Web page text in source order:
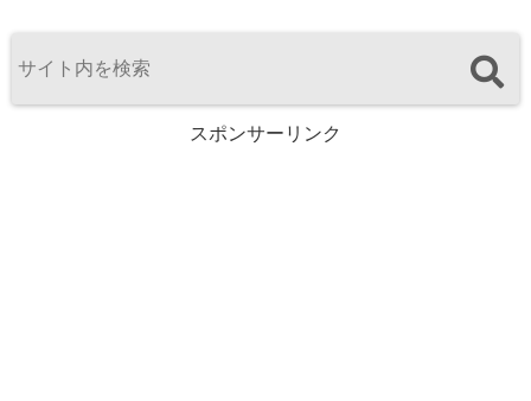
スポンサーリンク